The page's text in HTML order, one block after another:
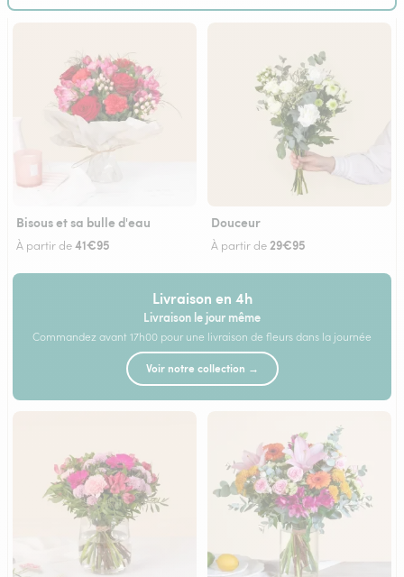
Bisous et sa bulle d'eau
À partir de41€95
Douceur
À partir de29€95
Livraison en 4h
Livraison le jour même
Commandez avant 17h00 pour une livraison de fleurs dans la journée
Voir notre collection →